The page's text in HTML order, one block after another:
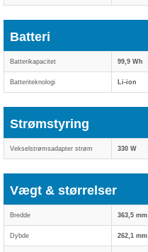
Batteri
Batterikapacitet 99,9 Wh
Batteriteknologi Li-ion
Strømstyring
Vekselstrømsadapter strøm 330 W
Vægt & størrelser
Bredde 363,5 mm
Dybde 262,1 mm